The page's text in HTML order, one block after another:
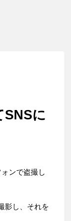
SNSに
ンで盗撮し
影し、それを